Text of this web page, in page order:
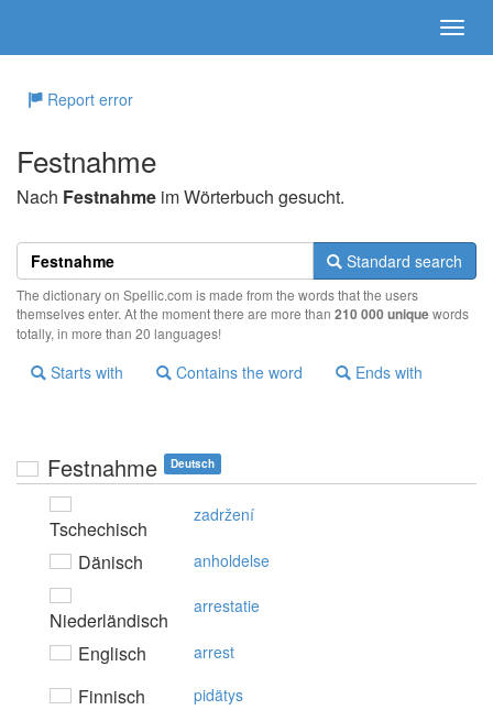
Report error
Festnahme
Nach Festnahme im Wörterbuch gesucht.
Standard search
The dictionary on Spellic.com is made from the words that the users
themselves enter. At the moment there are more than 210 000 uniquewords
totally, in more than 20 languages!
Starts with Contains the word Ends with
Festnahme Deutsch
Tschechisch
zadržení
Dänisch anholdelse
Niederländisch
arrestatie
Englisch arrest
Finnisch pidätys